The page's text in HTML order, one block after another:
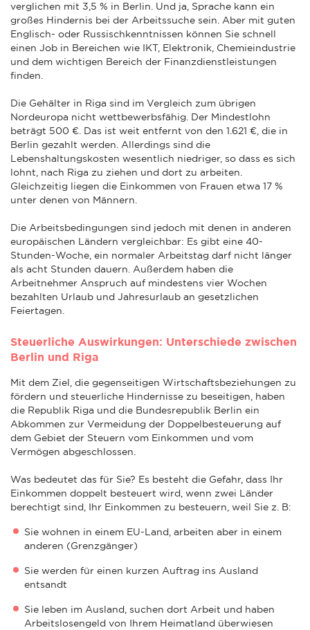
verglichen mit 3,5 % in Berlin. Und ja, Sprache kann ein
großes Hindernis bei der Arbeitssuche sein. Aber mit guten
Englisch- oder Russischkenntnissen können Sie schnell
einen Job in Bereichen wie IKT, Elektronik, Chemieindustrie
und dem wichtigen Bereich der Finanzdienstleistungen
finden.
Die Gehälter in Riga sind im Vergleich zum übrigen
Nordeuropa nicht wettbewerbsfähig. Der Mindestlohn
beträgt 500 €. Das ist weit entfernt von den 1.621 €, die in
Berlin gezahlt werden. Allerdings sind die
Lebenshaltungskosten wesentlich niedriger, so dass es sich
lohnt, nach Riga zu ziehen und dort zu arbeiten.
Gleichzeitig liegen die Einkommen von Frauen etwa 17 %
unter denen von Männern.
Die Arbeitsbedingungen sind jedoch mit denen in anderen
europäischen Ländern vergleichbar: Es gibt eine 40-
Stunden-Woche, ein normaler Arbeitstag darf nicht länger
als acht Stunden dauern. Außerdem haben die
Arbeitnehmer Anspruch auf mindestens vier Wochen
bezahlten Urlaub und Jahresurlaub an gesetzlichen
Feiertagen.
Steuerliche Auswirkungen: Unterschiede zwischen
Berlin und Riga
Mit dem Ziel, die gegenseitigen Wirtschaftsbeziehungen zu
fördern und steuerliche Hindernisse zu beseitigen, haben
die Republik Riga und die Bundesrepublik Berlin ein
Abkommen zur Vermeidung der Doppelbesteuerung auf
dem Gebiet der Steuern vom Einkommen und vom
Vermögen abgeschlossen.
Was bedeutet das für Sie? Es besteht die Gefahr, dass Ihr
Einkommen doppelt besteuert wird, wenn zwei Länder
berechtigt sind, Ihr Einkommen zu besteuern, weil Sie z. B:
Sie wohnen in einem EU-Land, arbeiten aber in einem
anderen (Grenzgänger)
Sie werden für einen kurzen Auftrag ins Ausland
entsandt
Sie leben im Ausland, suchen dort Arbeit und haben
Arbeitslosengeld von Ihrem Heimatland überwiesen